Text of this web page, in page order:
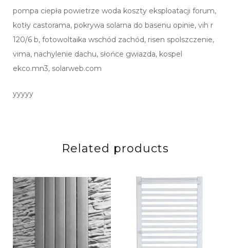
pompa ciepła powietrze woda koszty eksploatacji forum,
kotły castorama, pokrywa solarna do basenu opinie, vih r
120/6 b, fotowoltaika wschód zachód, risen spolszczenie,
vima, nachylenie dachu, słońce gwiazda, kospel
ekco.mn3, solarweb.com
yyyyy
Related products